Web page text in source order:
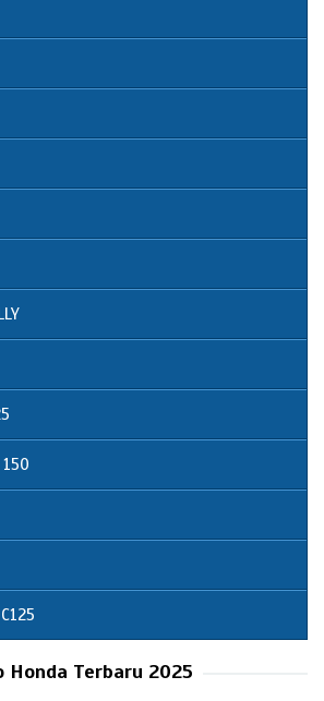
150
Honda Terbaru 2025